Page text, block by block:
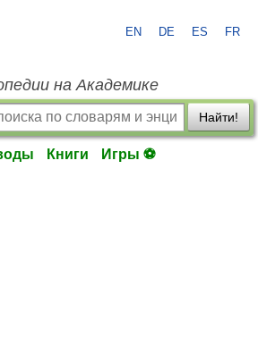
EN DE ES FR
на Академике
Найти!
Книги Игры ⚽